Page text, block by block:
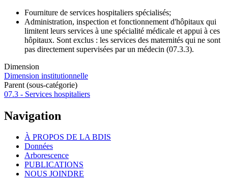
Fourniture de services hospitaliers spécialisés;
Administration, inspection et fonctionnement d'hôpitaux qui
limitent leurs services à une spécialité médicale et appui à ces
hôpitaux. Sont exclus : les services des maternités qui ne sont
pas directement supervisées par un médecin (07.3.3).
Dimension
Dimension institutionnelle
Parent (sous-catégorie)
07.3 - Services hospitaliers
Navigation
À PROPOS DE LA BDIS
Données
Arborescence
PUBLICATIONS
NOUS JOINDRE